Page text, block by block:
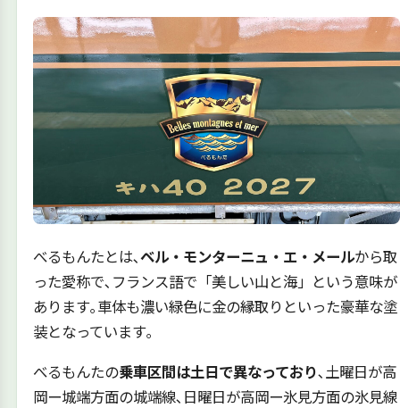
べるもんたとは､ベル・モンターニュ・エ・メールから取
った愛称で､フランス語で「美しい山と海」という意味が
あります｡車体も濃い緑色に金の縁取りといった豪華な塗
装となっています｡
べるもんたの乗車区間は土日で異なっており､土曜日が高
岡ー城端方面の城端線､日曜日が高岡ー氷見方面の氷見線